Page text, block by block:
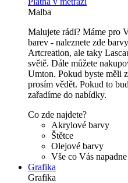
Malba
Malujete rádi? Máme pro
barev - naleznete zde
Artcreation, ale taky
světě. Dále můžete
Umton. Pokud byste měli
prosím vědět. Pokud to
zařadíme do nabídky.
Co zde najdete?
Akrylové barvy
Štětce
Olejové barvy
Vše co Vás napadne
Grafika
Grafika